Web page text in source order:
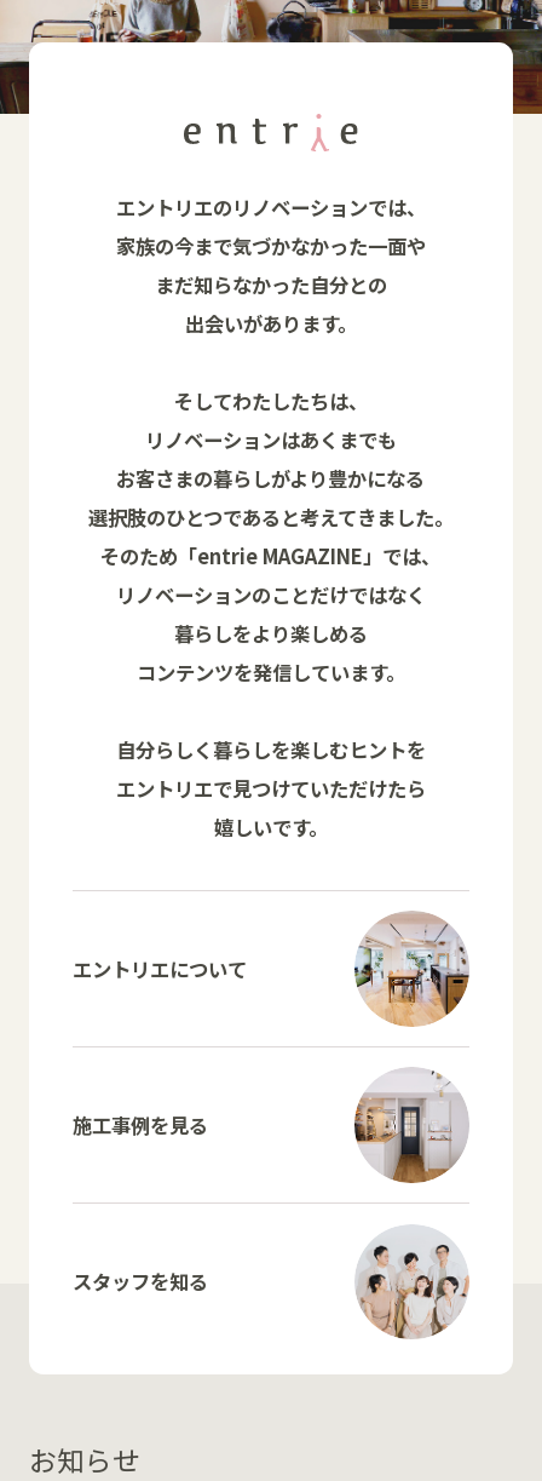
エントリエのリノベーションでは、
家族の今まで気づかなかった一面や
まだ知らなかった自分との
出会いがあります。
そしてわたしたちは、
リノベーションはあくまでも
お客さまの暮らしがより豊かになる
選択肢のひとつであると考えてきました。
そのため「entrie MAGAZINE」では、
リノベーションのことだけではなく
暮らしをより楽しめる
コンテンツを発信しています。
自分らしく暮らしを楽しむヒントを
エントリエで見つけていただけたら
嬉しいです。
エントリエについて
施工事例を見る
スタッフを知る
お知らせ